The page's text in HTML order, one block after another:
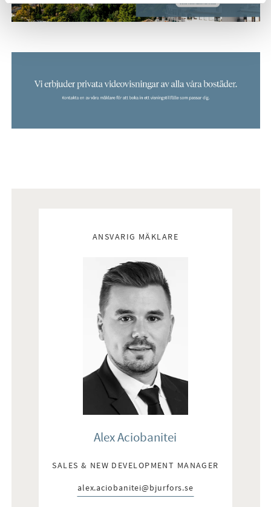
utforskas med båt. Denna fantastiska plats kombinerar
charmen med boende vid golfbanan med det bästa som
idealisk destination för ditt drömboende.
Missa inte denna unika möjlighet att uppleva en lyxig livsstil
på en av de mest eftertraktade platserna vid Mar Menors
ANSVARIG MÄKLARE
Alex Aciobanitei
SALES & NEW DEVELOPMENT MANAGER
E-post:
alex.aciobanitei@bjurfors.se